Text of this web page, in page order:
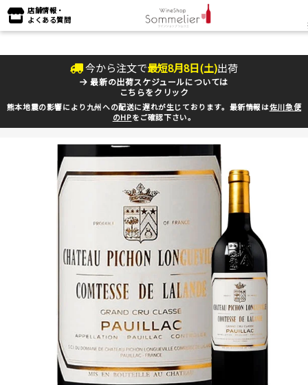
店舗情報・
よくある質問
今から注文で最短8月8日(土)出荷
最新の出荷スケジュールについては
こちらをクリック
熊本地震の影響により九州への配送に遅れが生じております。最新情報は佐川急便
のHPをご確認下さい。